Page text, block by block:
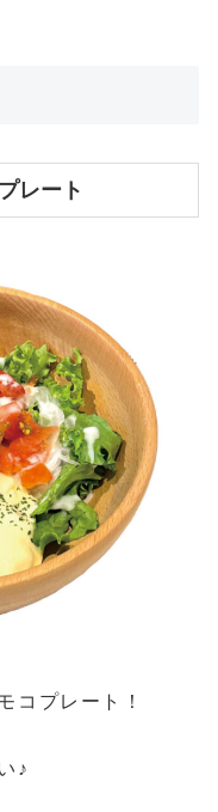
レート
コプレート！
♪